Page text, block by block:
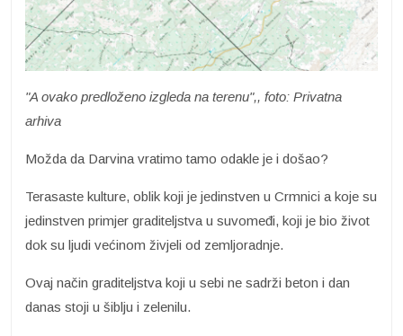
"A ovako predloženo izgleda na terenu",, foto: Privatna
arhiva
Možda da Darvina vratimo tamo odakle je i došao?
Terasaste kulture, oblik koji je jedinstven u Crmnici a koje su
jedinstven primjer graditeljstva u suvomeđi, koji je bio život
dok su ljudi većinom živjeli od zemljoradnje.
Ovaj način graditeljstva koji u sebi ne sadrži beton i dan
danas stoji u šiblju i zelenilu.